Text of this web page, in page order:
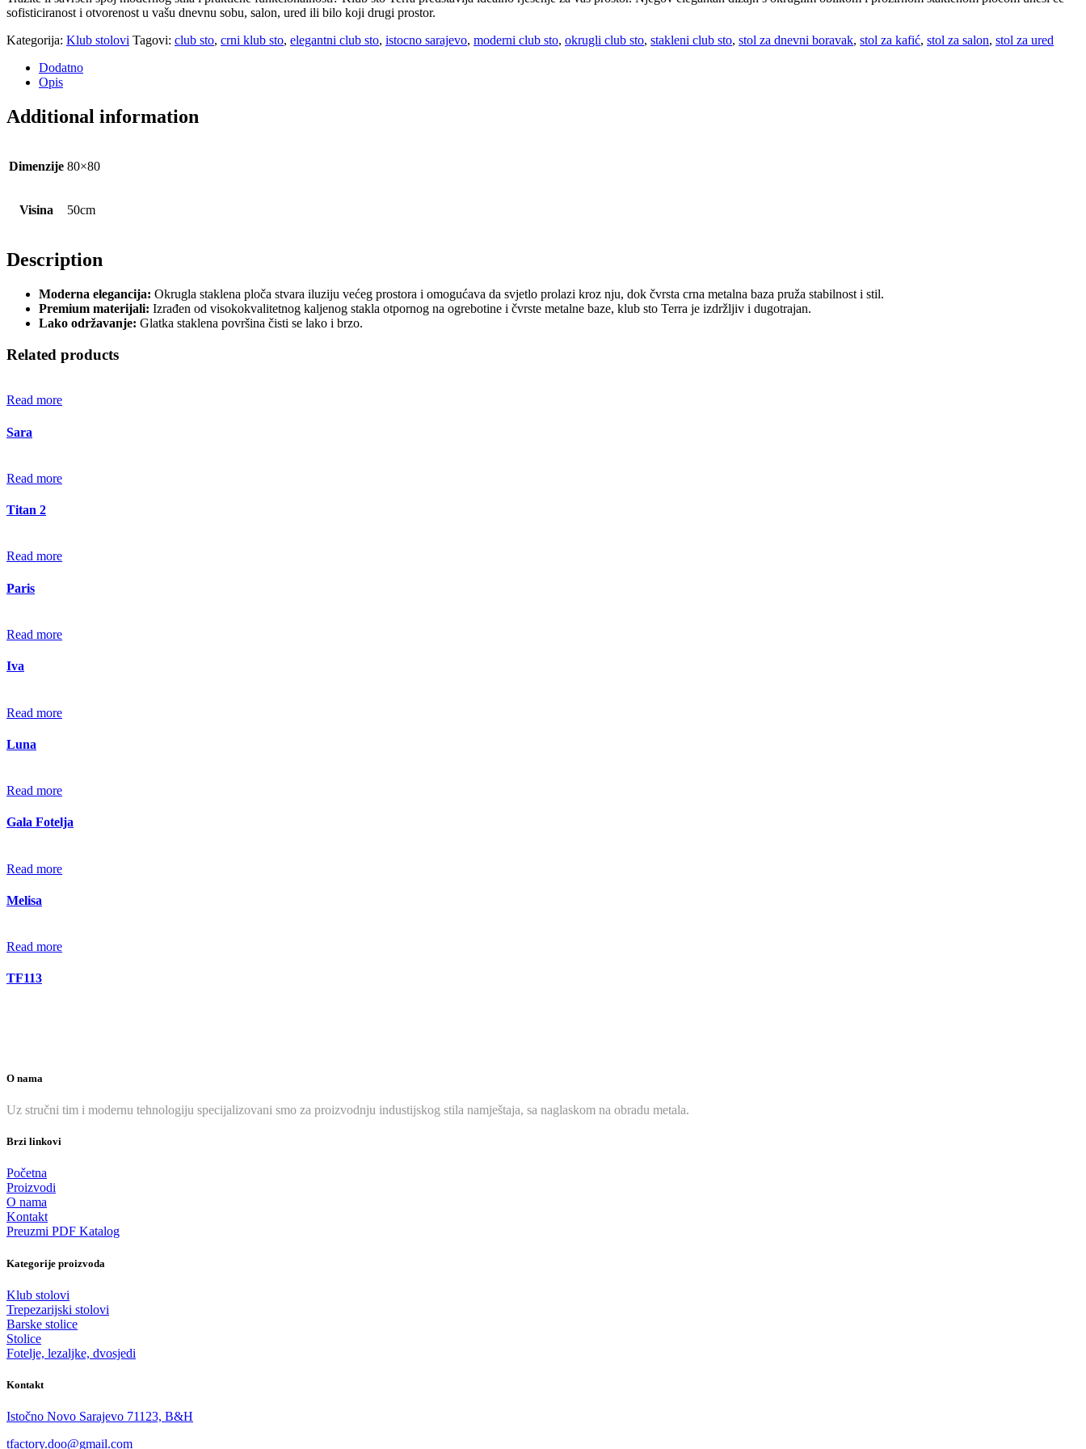
sofisticiranost i otvorenost u vašu dnevnu sobu, salon, ured ili bilo koji drugi prostor.
Kategorija: Klub stolovi Tagovi: club sto, crni klub sto, elegantni club sto, istocno sarajevo, moderni club sto, okrugli club sto, stakleni club sto, stol za dnevni boravak, stol za kafić, stol za salon, stol za ured
Dodatno
Opis
Additional information
Dimenzije 80×80
Visina 50cm
Description
Moderna elegancija: Okrugla staklena ploča stvara iluziju većeg prostora i omogućava da svjetlo prolazi kroz nju, dok čvrsta crna metalna baza pruža stabilnost i stil.
Premium materijali: Izrađen od visokokvalitetnog kaljenog stakla otpornog na ogrebotine i čvrste metalne baze, klub sto Terra je izdržljiv i dugotrajan.
Lako održavanje: Glatka staklena površina čisti se lako i brzo.
Related products
Read more
Sara
Read more
Titan 2
Read more
Paris
Read more
Iva
Read more
Luna
Read more
Gala Fotelja
Read more
Melisa
Read more
TF113
O nama
Uz stručni tim i modernu tehnologiju specijalizovani smo za proizvodnju industijskog stila namještaja, sa naglaskom na obradu metala.
Brzi linkovi
Početna
Proizvodi
O nama
Kontakt
Preuzmi PDF Katalog
Kategorije proizvoda
Klub stolovi
Trepezarijski stolovi
Barske stolice
Stolice
Fotelje, lezaljke, dvosjedi
Kontakt
Istočno Novo Sarajevo 71123, B&H
tfactory.doo@gmail.com